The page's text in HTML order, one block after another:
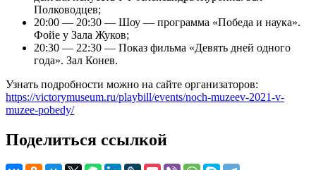
Полководцев;
20:00 — 20:30 — Шоу — программа «Победа и наука».
Фойе у Зала Жуков;
20:30 — 22:30 — Показ фильма «Девять дней одного
года». Зал Конев.
Узнать подробности можно на сайте организаторов:
https://victorymuseum.ru/playbill/events/noch-muzeev-2021-v-
muzee-pobedy/
Поделиться ссылкой